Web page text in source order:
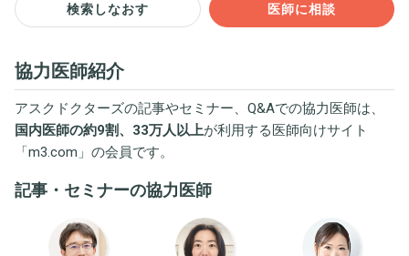
検索しなおす 医師に相談
協力医師紹介
アスクドクターズの記事やセミナー、Q&Aでの協力医師は、
国内医師の約9割、33万人以上が利用する医師向けサイト
「m3.com 」の会員です。
記事・セミナーの協力医師